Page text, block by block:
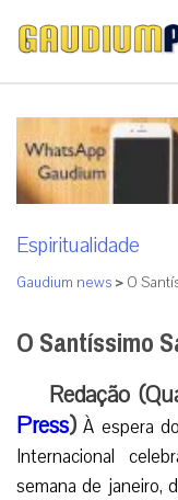
Espiritualidade
Gaudium news > O
O Santíssimo
Redação
Press) À espera
Internacional
semana de janeiro,